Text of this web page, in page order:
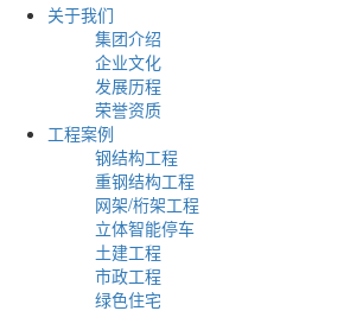
关于我们
集团介绍
企业文化
发展历程
荣誉资质
工程案例
钢结构工程
重钢结构工程
网架/桁架工程
立体智能停车
土建工程
市政工程
绿色住宅